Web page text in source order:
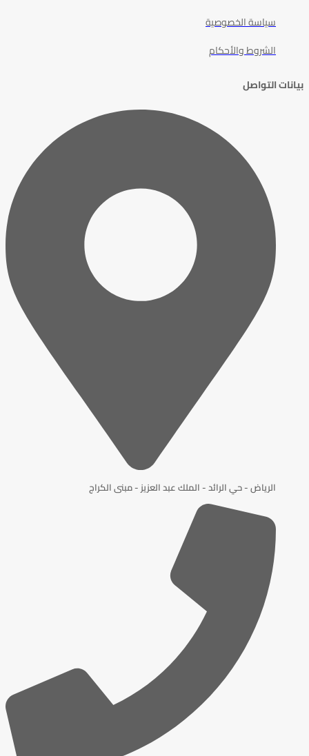
سياسة الخصوصية
الشروط والأحكام
بيانات التواصل
الرياض - حي الرائد - الملك عبد العزيز - مبنى الكراج